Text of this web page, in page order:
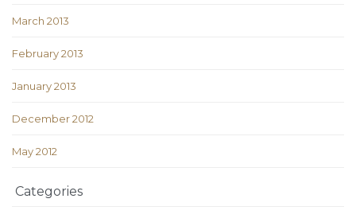
March 2013
February 2013
January 2013
December 2012
May 2012
Categories